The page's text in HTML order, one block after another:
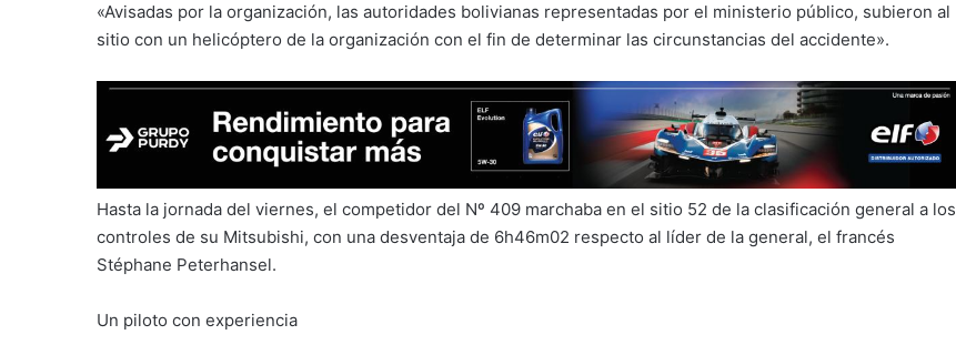
«Avisadas por la organización, las autoridades bolivianas representadas por el ministerio público, subieron al
sitio con un helicóptero de la organización con el fin de determinar las circunstancias del accidente».
Hasta la jornada del viernes, el competidor del Nº 409 marchaba en el sitio 52 de la clasificación general a los
controles de su Mitsubishi, con una desventaja de 6h46m02 respecto al líder de la general, el francés
Stéphane Peterhansel.
Un piloto con experiencia